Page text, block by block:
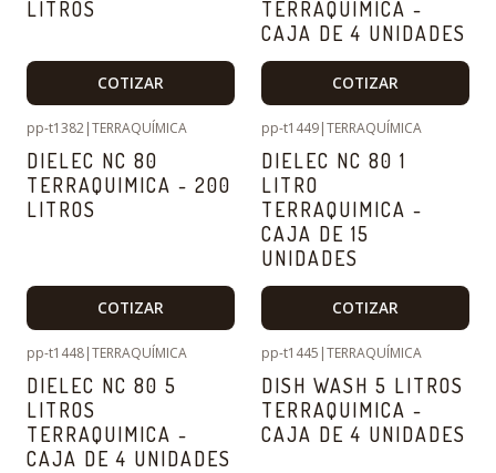
LITROS
COTIZAR
TERRAQUIMICA -
CAJA DE 4 UNIDADES
COTIZAR
pp-t1382|TERRAQUÍMICA
DIELEC NC 80
TERRAQUIMICA - 200
LITROS
COTIZAR
pp-t1449|TERRAQUÍMICA
DIELEC NC 80 1
LITRO
TERRAQUIMICA -
CAJA DE 15
UNIDADES
COTIZAR
pp-t1448|TERRAQUÍMICA
DIELEC NC 80 5
LITROS
TERRAQUIMICA -
CAJA DE 4 UNIDADES
pp-t1445 |TERRAQUÍMICA
DISH WASH 5 LITROS
TERRAQUIMICA -
CAJA DE 4 UNIDADES